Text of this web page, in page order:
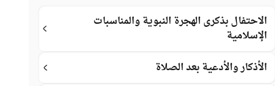
الاحتفال بذكرى الهجرة النبوية والمناسبات
الإسلامية
الأذكار والأدعية بعد الصلاة